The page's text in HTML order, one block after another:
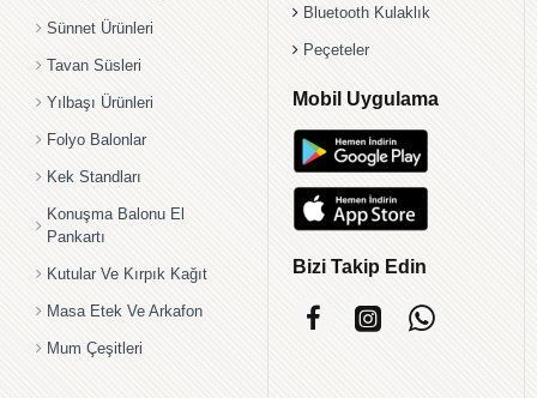
Sünnet Ürünleri
Tavan Süsleri
Yılbaşı Ürünleri
Folyo Balonlar
Kek Standları
Konuşma Balonu El
Pankartı
Kutular Ve Kırpık Kağıt
Masa Etek Ve Arkafon
Mum Çeşitleri
Bluetooth Kulaklık
Peçeteler
Mobil Uygulama
Bizi Takip Edin